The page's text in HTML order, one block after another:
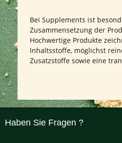
Bei Supplements ist
Zusammensetzung der
Hochwertige Produkte
Inhaltsstoffe, möglichst
Zusatzstoffe sowie eine
Haben Sie Fragen ?